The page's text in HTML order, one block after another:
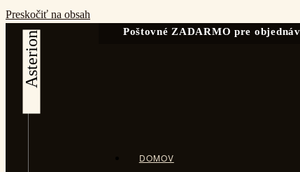
Preskočiť na obsah
Poštovné ZADARMO pre
DOMOV